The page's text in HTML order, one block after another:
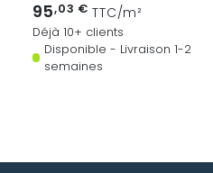
95,03 € TTC/m²
Déjà 10+ clients
Disponible - Livraison 1-2
semaines